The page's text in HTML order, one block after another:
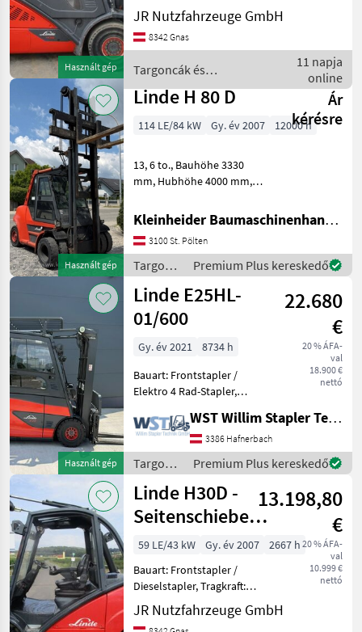
Használt gép
3500kg, Hubhöhe: 4800mm,
Bauhöhe: 2200mm,
Bereifung vorne: Vollgummi
hinten: Vollgummi
JR Nutzfahrzeuge GmbH
8342 Gnas
Targoncák és
raktártechnika / Linde
11 napja
online
Használt gép
Linde H 80 D
Ár
kérésre
114 LE/84 kW Gy. év 2007 12000 h
13, 6 to., Bauhöhe 3330
mm, Hubhöhe 4000 mm,
2400 mm lang150x70,
Vollkabine, Kaup-
Seitenschieber, 4
Zusatzkreis Targoncák és
raktártechnika
Kleinheider Baumaschinenhandel GmbH.
3100 St. Pölten
Targoncák
és
raktártechnika
/ Linde
Premium Plus kereskedő
Használt gép
Linde E25HL-
01/600
22.680
€
20 % ÁFA-
val
18.900 €
nettó
Gy. év 2021
8734 h
Bauart: Frontstapler /
Elektro 4 Rad-Stapler,
5330mm, Gabellänge:
1600mm, Bereifung vorne:
Superelastik Einfach Neu ,
Bereifung hinten: S
WST Willim Stapler Technik GmbH
3386 Hafnerbach
Targoncák
és
raktártechnika
/ Linde
Premium Plus kereskedő
Linde H30D -
Seitenschieber +
Duplex-Freihub
3,5m
13.198,80
€
20 % ÁFA-
val
10.999 €
nettó
59 LE/43 kW Gy. év 2007
2667 h
Bauart: Frontstapler /
Dieselstapler, Tragkraft:
3000kg, Hubhöhe: 3500mm,
Bauhöhe: 2630mm,
JR Nutzfahrzeuge GmbH